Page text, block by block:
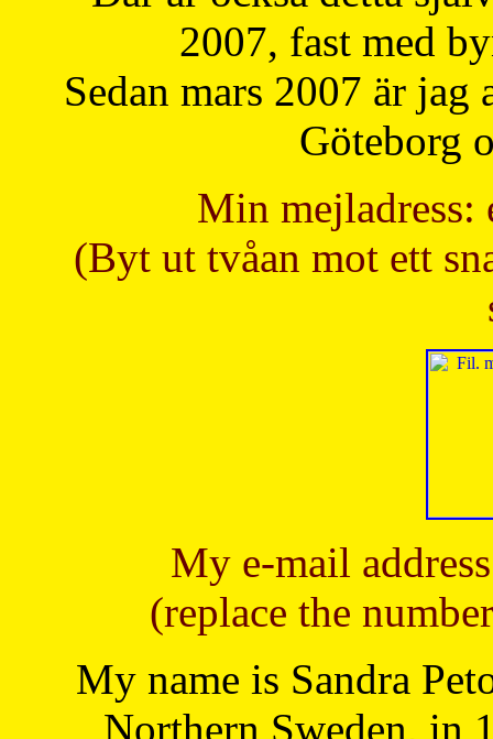
2007, fast med
Sedan mars 2007 är
Göteborg
Min mejladress:
(Byt ut tvåan mot ett
My e-mail
(replace the
My name is Sandra
Northern Sweden, in